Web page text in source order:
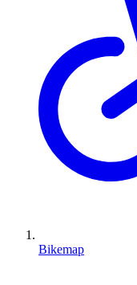
Bikemap